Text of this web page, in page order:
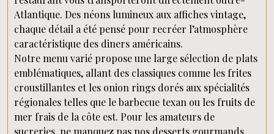
Atlantique. Des néons lumineux aux affiches vintage,
chaque détail a été pensé pour recréer l’atmosphère
caractéristique des diners américains.
Notre menu varié propose une large sélection de plats
emblématiques, allant des classiques comme les frites
croustillantes et les onion rings dorés aux spécialités
régionales telles que le barbecue texan ou les fruits de
mer frais de la côte est. Pour les amateurs de
sucreries, ne manquez pas nos desserts gourmands